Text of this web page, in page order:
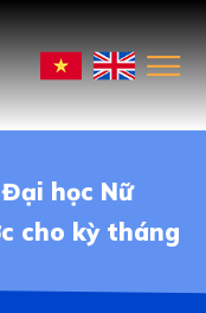
học Nữ
cho kỳ tháng